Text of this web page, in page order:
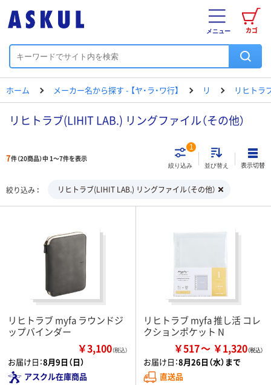
カゴ
メニュー
ホーム メーカー名から探す - 【ヤ・ラ・ワ行】 リ リヒトラ
リヒトラブ(LIHIT LAB.) リングファイル（その他）
7件（20商品）中 1～7件を表示
絞り込み
1
並び替え 表示切替
絞り込み リヒトラブ(LIHIT LAB.) リングファイル（その他）
リヒトラブ myfa ラウンドジ
ップバインダー
￥3,100（税込）
お届け日：8月9日（日）
アスクル在庫商品
リヒトラブ myfa 推し活 コレ
クションポケット N
￥517 ￥1,320
お届け日：8月26日（水）まで
直送品